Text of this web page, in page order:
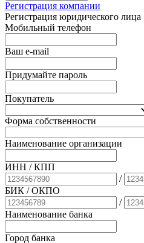
Регистрация компании
Регистрация юридического лица
Мобильный телефон
Ваш e-mail
Придумайте пароль
Покупатель
Форма собственности
Наименование организации
ИНН / КПП
/
БИК / ОКПО
/
Наименование банка
Город банка